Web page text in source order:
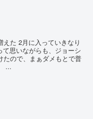
た 2月に入っていきなり
思いながらも、ジョーシ
たので、まぁダメもとで普
...